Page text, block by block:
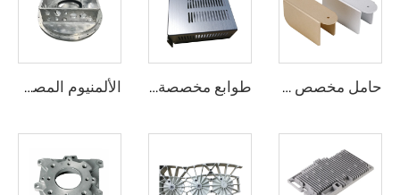
حامل مخصص من الألمنيوم والفولاذ المقاوم للصدأ، طلاء مسحوق الحامل المقروص طوابع مخصصة غلاف إلكتروني ألومنيوم معدني الألمنيوم المصهور بالحقن قطع صب الألمنيوم المعروضة للبيع